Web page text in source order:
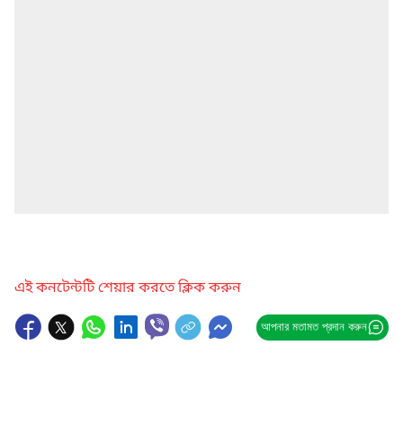
এই কনটেন্টটি শেয়ার করতে ক্লিক করুন
আপনার মতামত প্রদান করুন